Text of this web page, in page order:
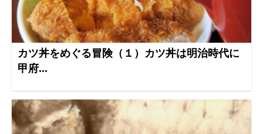
カツ丼をめぐる冒険（１）カツ丼は明治時代に
甲府...